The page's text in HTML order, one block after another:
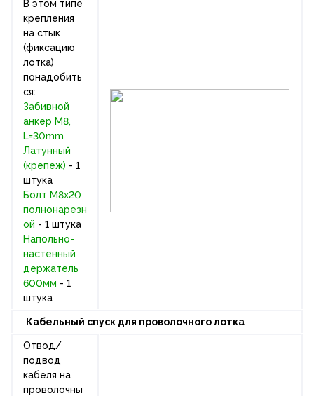
В этом типе
крепления
на стык
(фиксацию
лотка)
понадобить
ся:
Забивной
анкер M8,
L=30mm
Латунный
(крепеж) - 1
штука
Болт М8х20
полнонарезн
ой - 1 штука
Напольно-
настенный
держатель
600мм - 1
штука
Кабельный спуск для проволочного лотка
Отвод/
подвод
кабеля на
проволочны